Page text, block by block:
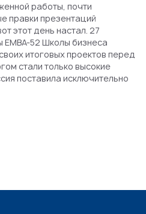
работы, почти
правки презентаций
этот день настал. 27
52 Школы бизнеса
итоговых проектов перед
стали только высокие
поставила исключительно